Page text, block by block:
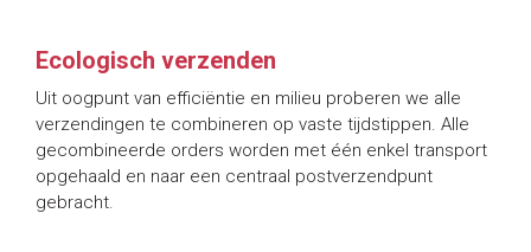
Ecologisch verzenden
Uit oogpunt van efficiëntie en milieu proberen we alle
verzendingen te combineren op vaste tijdstippen. Alle
gecombineerde orders worden met één enkel transport
opgehaald en naar een centraal postverzendpunt
gebracht.